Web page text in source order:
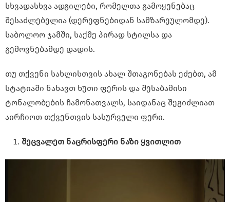
სხვადასხვა ადგილები, რომელთა გამოყენებაც
შესაძლებელია (დერეფნებიდან სამზარეულომდე).
საბოლოო ჯამში, საქმე პირად სტილსა და
გემოვნებამდე დადის.
თუ თქვენი სახლისთვის ახალ შთაგონებას ეძებთ, ამ
სტატიაში ნახავთ ხუთი ფერის და შესაბამისი
ტონალობების ჩამონათვალს, საიდანაც შეგიძლიათ
აირჩიოთ თქვენთვის სასურველი ფერი.
შეცვალეთ ნაცრისფერი ნაზი ყვითლით